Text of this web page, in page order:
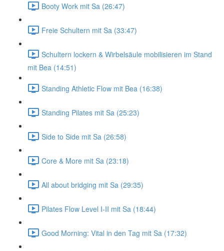
Booty Work mit Sa (26:47)
Freie Schultern mit Sa (33:47)
Schultern lockern & Wirbelsäule mobilisieren im Stand
mit Bea (14:51)
Standing Athletic Flow mit Bea (16:38)
Standing Pilates mit Sa (25:23)
Side to Side mit Sa (26:58)
Core & More mit Sa (23:18)
All about bridging mit Sa (29:35)
Pilates Flow Level I-II mit Sa (18:44)
Good Morning: Vital in den Tag mit Sa (17:32)